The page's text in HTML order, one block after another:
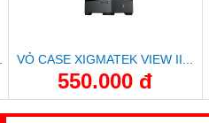
VỎ CASE XIGMATEK VIEW II...
550.000 đ